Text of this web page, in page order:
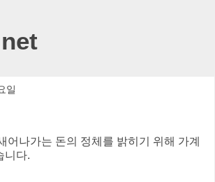
일
어나가는 돈의 정체를 밝히기 위해 가계
니다.